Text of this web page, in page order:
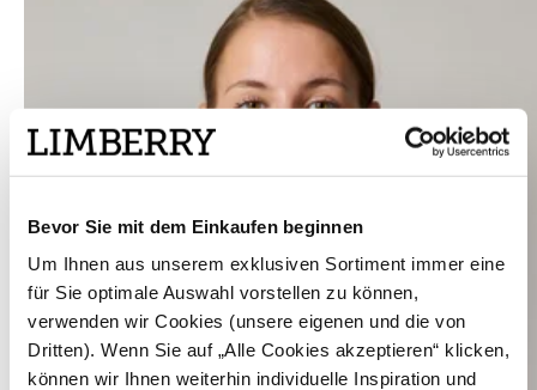
Bevor Sie mit dem Einkaufen beginnen
Um Ihnen aus unserem exklusiven Sortiment immer eine
für Sie optimale Auswahl vorstellen zu können,
verwenden wir Cookies (unsere eigenen und die von
Dritten). Wenn Sie auf „Alle Cookies akzeptieren“ klicken,
können wir Ihnen weiterhin individuelle Inspiration und